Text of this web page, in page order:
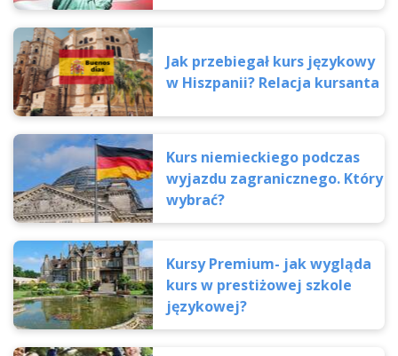
Jak przebiegał kurs językowy
w Hiszpanii? Relacja kursanta
Kurs niemieckiego podczas
wyjazdu zagranicznego. Który
wybrać?
Kursy Premium- jak wygląda
kurs w prestiżowej szkole
językowej?